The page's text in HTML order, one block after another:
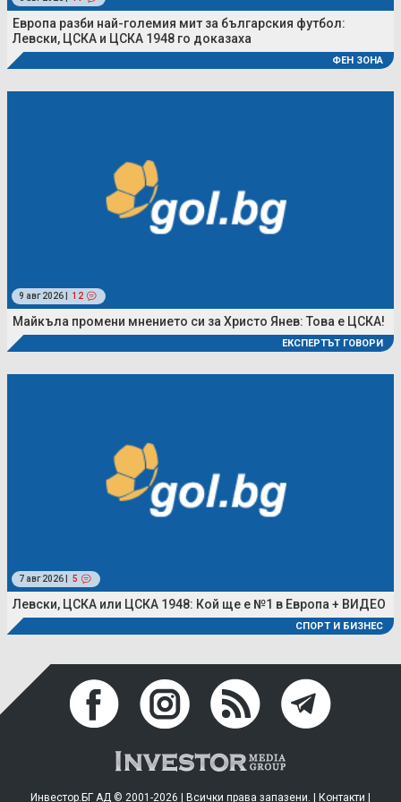
Европа разби най-големия мит за българския футбол:
Левски, ЦСКА и ЦСКА 1948 го доказаха
ФЕН ЗОНА
9 авг 2026 | 12
Майкъла промени мнението си за Христо Янев: Това е ЦСКА!
ЕКСПЕРТЪТ ГОВОРИ
7 авг 2026 | 5
Левски, ЦСКА или ЦСКА 1948: Кой ще е №1 в Европа + ВИДЕО
СПОРТ И БИЗНЕС
Инвестор.БГ АД © 2001-2026 | Всички права запазени. | Контакти